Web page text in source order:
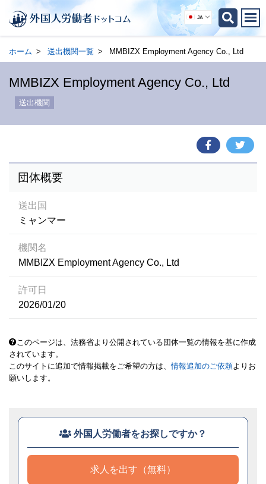
JA
ホーム 送出機関一覧 MMBIZX Employment Agency Co., Ltd
MMBIZX Employment Agency Co., Ltd
送出機関
団体概要
送出国
ミャンマー
機関名
MMBIZX Employment Agency Co., Ltd
許可日
2026/01/20
このページは、法務省より公開されている団体一覧の情報を基に作成
されています。
このサイトに追加で情報掲載をご希望の方は、情報追加のご依頼よりお
願いします。
外国人労働者をお探しですか？
求人を出す（無料）